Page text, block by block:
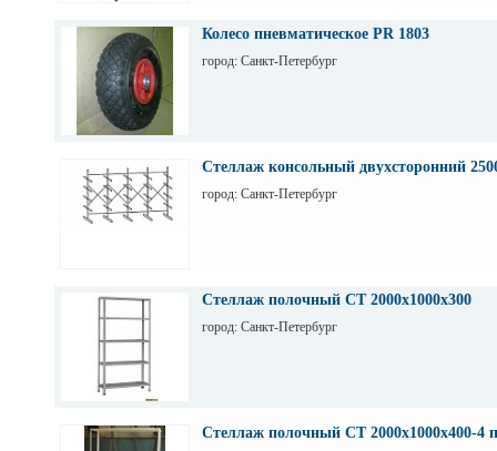
Колесо пневматическое PR 1803
город: Санкт-Петербург
Стеллаж консольный двухсторонний
город: Санкт-Петербург
Стеллаж полочный СТ 2000х1000х300
город: Санкт-Петербург
Стеллаж полочный СТ 2000х1000х400-4